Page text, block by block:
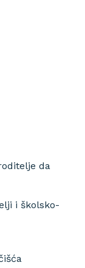
da
i školsko-